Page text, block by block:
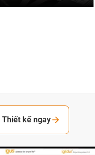
Thiết kế ngay